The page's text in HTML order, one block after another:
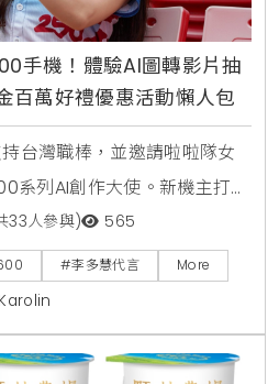
手機！體驗AI圖轉影片抽
百萬好禮優惠活動懶人包
台灣職棒，並邀請啦啦隊女
系列AI創作大使。新機主打業
日起至7月31日舉辦一鍵造夢
門市體驗創作有機會獲得新
手機，上市後購
金。
33人參與) 565
#李多慧代言 More